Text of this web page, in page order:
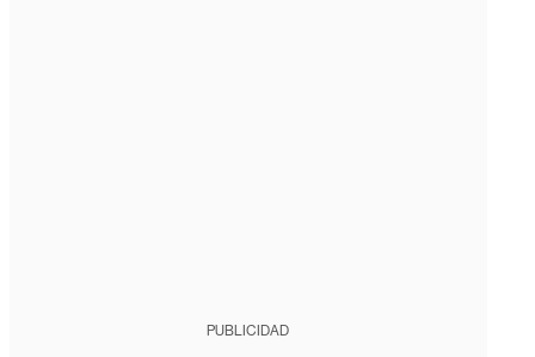
PUBLICIDAD